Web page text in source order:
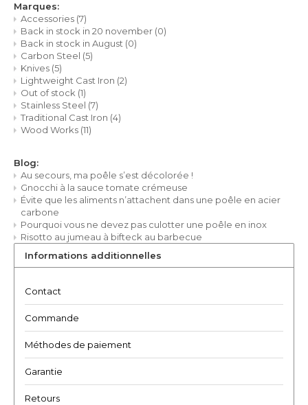
SGD
ZAR
TWD
Marques:
Accessories (7)
Back in stock in 20 november (0)
Back in stock in August (0)
Carbon Steel (5)
Knives (5)
Lightweight Cast Iron (2)
Out of stock (1)
Stainless Steel (7)
Traditional Cast Iron (4)
Wood Works (11)
Blog:
Au secours, ma poêle s’est décolorée !
Gnocchi à la sauce tomate crémeuse
Évite que les aliments n’attachent dans une poêle en acier
carbone
Pourquoi vous ne devez pas culotter une poêle en inox
Risotto au jumeau à bifteck au barbecue
Informations additionnelles
Contact
Commande
Méthodes de paiement
Garantie
Retours